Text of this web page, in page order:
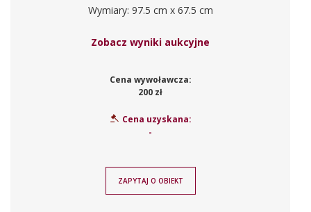
Wymiary: 97.5 cm x 67.5 cm
Zobacz wyniki aukcyjne
Cena wywoławcza:
200 zł
Cena uzyskana:
-
ZAPYTAJ O OBIEKT